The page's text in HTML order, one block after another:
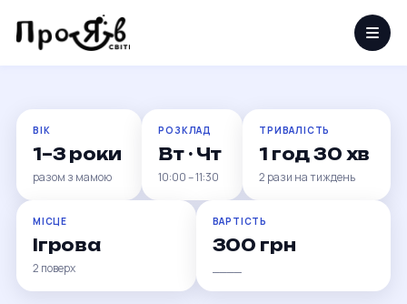
мамами
Перші ігри, перші пісні, перші відкриття поряд з
мамою.
ВІК
1–3 роки
разом з мамою
РОЗКЛАД
Вт · Чт
10:00 – 11:30
ТРИВАЛІСТЬ
1 год 30 хв
2 рази на тиждень
МІСЦЕ
Ігрова
2 поверх
ВАРТІСТЬ
300 грн